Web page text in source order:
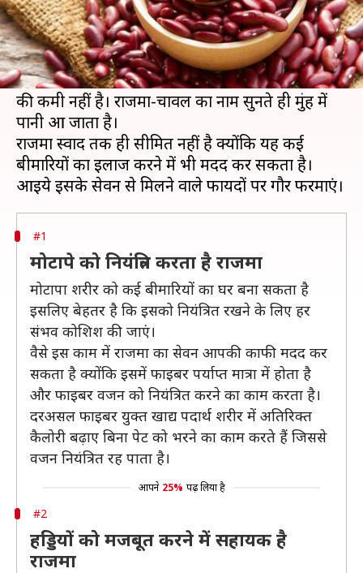
क्या है खबर?
जायकेदार भोजन दुनिया में राजमा अहम स्थान रखता है।
शायद यहीं कारण है कि यह विश्व भर में इतना प्रसिद्ध है।
अगर भारत की बात करें तो यहां राजमा-चावल के शौकीनों
की कमी नहीं है। राजमा-चावल का नाम सुनते ही मुंह में
पानी आ जाता है।
राजमा स्वाद तक ही सीमित नहीं है क्योंकि यह कई
बीमारियों का इलाज करने में भी मदद कर सकता है।
#1
मोटापे को नियंत्रित करता है राजमा
मोटापा शरीर को कई बीमारियों का घर बना सकता है
इसलिए बेहतर है कि इसको नियंत्रित रखने के लिए हर
संभव कोशिश की जाएं।
वैसे इस काम में राजमा का सेवन आपकी काफी मदद कर
सकता है क्योंकि इसमें फाइबर पर्याप्त मात्रा में होता है
और फाइबर वजन को नियंत्रित करने का काम करता है।
दरअसल फाइबर युक्त खाद्य पदार्थ शरीर में अतिरिक्त
कैलोरी बढ़ाए बिना पेट को भरने का काम करते हैं जिससे
वजन नियंत्रित रह पाता है।
आपने 25% पढ़ लिया है
#2
हड्डियों को मजबूत करने में सहायक है
राजमा